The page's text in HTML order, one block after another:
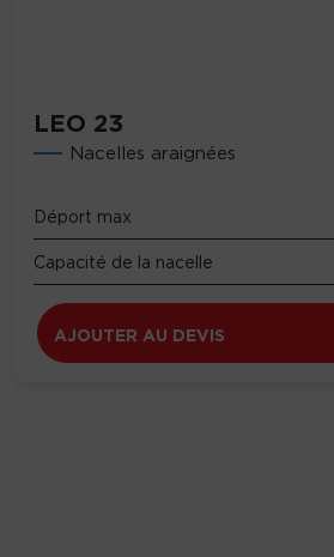
LEO 23
Nacelles araignées
Déport max
Capacité de la nacelle
AJOUTER AU DEVIS